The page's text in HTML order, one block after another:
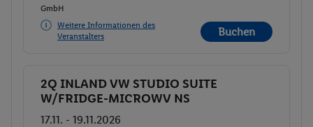
GmbH
Weitere Informationen des
Veranstalters
Buchen
Buchen
2Q INLAND VW STUDIO SUITE
W/FRIDGE-MICROWV NS
17.11. - 19.11.2026